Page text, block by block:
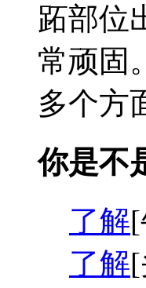
跖部位
常顽固
多个方
你是不
了解
了解